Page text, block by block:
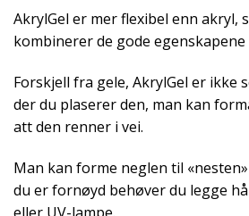
AkrylGel er mer flexibel enn akryl,
kombinerer de gode egenskapene
Forskjell fra gele, AkrylGel er ikke
der du plaserer den, man kan
att den renner i vei.
Man kan forme neglen til
du er fornøyd behøver du legge